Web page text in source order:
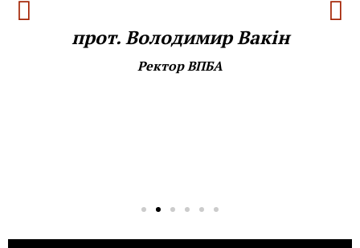
прот. Володимир Вакін
Ректор ВПБА